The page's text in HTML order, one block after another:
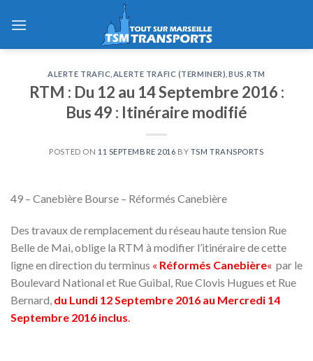
ALERTE TRAFIC ALERTE TRAFIC (TERMINER) BUS ,RTM
RTM : Du 12 au 14 Septembre 2016 :
Bus 49 : Itinéraire modifié
POSTED ON 11 SEPTEMBRE 2016 BY TSM TRANSPORTS
49 – Canebière Bourse – Réformés Canebière
Des travaux de remplacement du réseau haute tension Rue
Belle de Mai, oblige la RTM à modifier l’itinéraire de cette
ligne en direction du terminus « Réformés Canebière« par le
Boulevard National et Rue Guibal, Rue Clovis Hugues et Rue
Bernard, du Lundi 12 Septembre 2016 au Mercredi 14
Septembre 2016 inclus.